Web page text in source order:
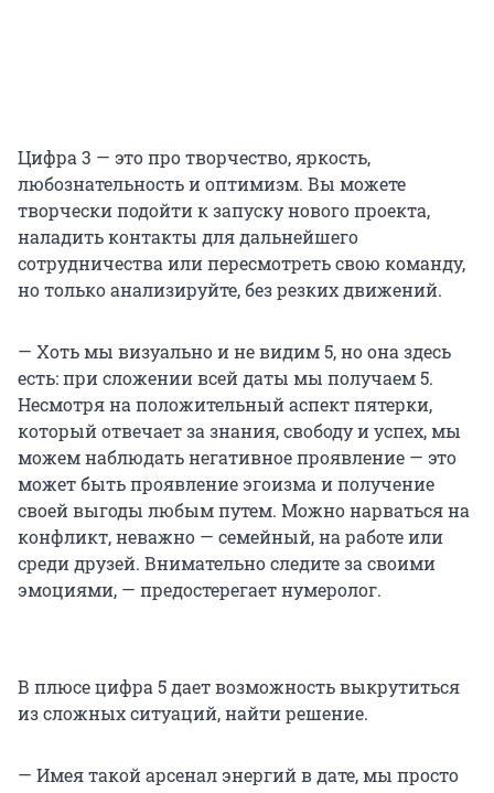
Цифра 3 — это про творчество, яркость,
любознательность и оптимизм. Вы можете
творчески подойти к запуску нового проекта,
наладить контакты для дальнейшего
сотрудничества или пересмотреть свою команду,
но только анализируйте, без резких движений.
— Хоть мы визуально и не видим 5, но она здесь
есть: при сложении всей даты мы получаем 5.
Несмотря на положительный аспект пятерки,
который отвечает за знания, свободу и успех, мы
можем наблюдать негативное проявление — это
может быть проявление эгоизма и получение
своей выгоды любым путем. Можно нарваться на
конфликт, неважно — семейный, на работе или
среди друзей. Внимательно следите за своими
эмоциями, — предостерегает нумеролог.
В плюсе цифра 5 дает возможность выкрутиться
из сложных ситуаций, найти решение.
— Имея такой арсенал энергий в дате, мы просто